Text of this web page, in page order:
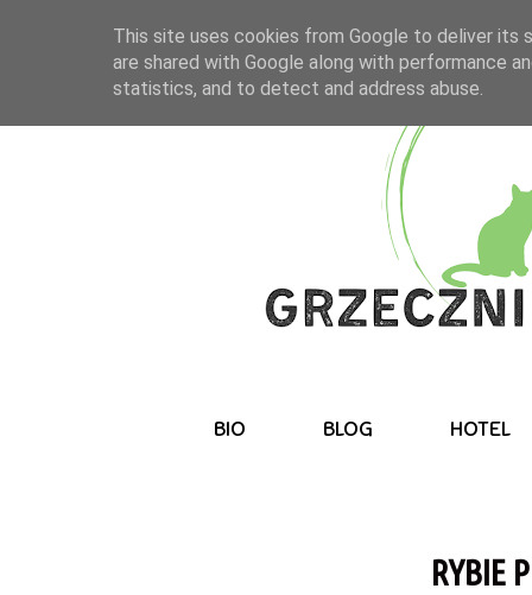
BIO BLOG HOTEL
RYBIE
This site uses cookies from Google to deliver its
are shared with Google along with performance
statistics, and to detect and address abuse.